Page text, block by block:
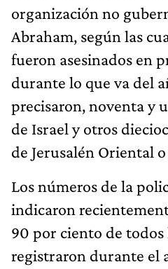
organización no
Abraham, según las
fueron asesinados en
durante lo que va del
precisaron, noventa y
de Israel y otros
de Jerusalén Oriental
Los números de la
indicaron
90 por ciento de todos
registraron durante el